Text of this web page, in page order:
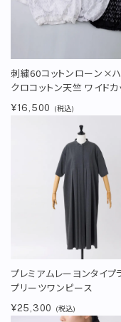
刺繍60コットンローン×
クロコットン天竺 ワイドカ
ドローストリング付き＜山
さん別注＞
¥16,500 (税込)
プレミアムレーヨンタイプ
プリーツワンピース
¥25,300 (税込)